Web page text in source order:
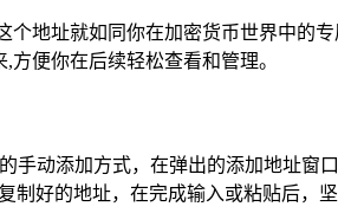
地址就如同你在加密货币世界中的
便你在后续轻松查看和管理。
动添加方式，在弹出的添加地址窗
好的地址，在完成输入或粘贴后，